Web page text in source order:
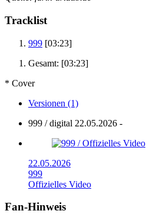
Tracklist
999 [03:23]
Gesamt: [03:23]
* Cover
Versionen (1)
999 / digital 22.05.2026 -
22.05.2026
999
Offizielles Video
Fan-Hinweis